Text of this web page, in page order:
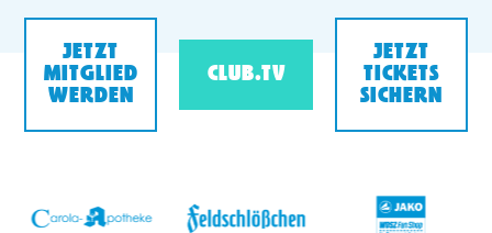
JETZT
MITGLIED
WERDEN
CLUB.TV
JETZT
TICKETS
SICHERN